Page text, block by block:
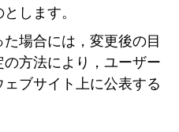
します。
場合には，変更後の目
方法により，ユーザー
ブサイト上に公表する